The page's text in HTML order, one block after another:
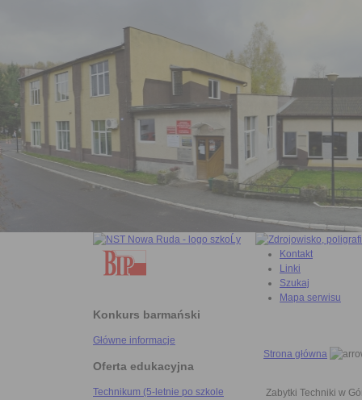
Konkurs barmański
Główne informacje
Oferta edukacyjna
Technikum (5-letnie po szkole
Kontakt
Linki
Szukaj
Mapa serwisu
Strona główna
Zabytki Techniki w